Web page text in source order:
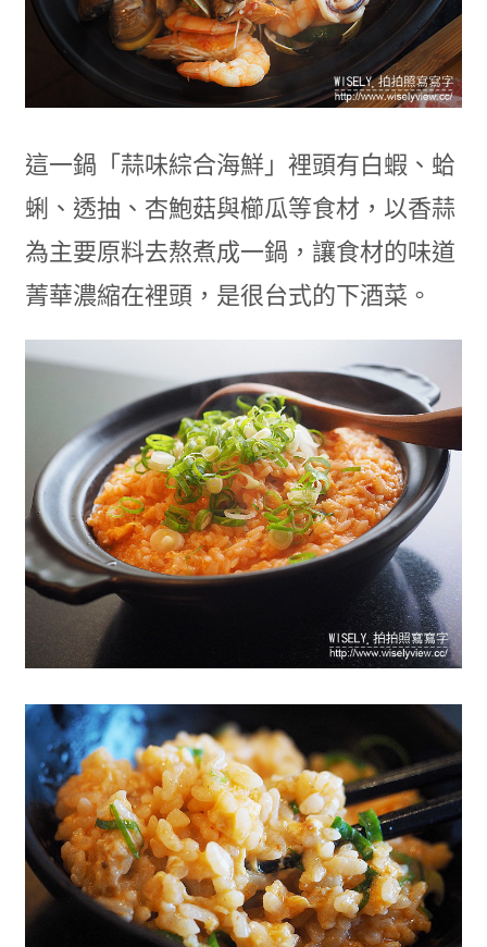
這一鍋「蒜味綜合海鮮」裡頭有白蝦、蛤
蜊、透抽、杏鮑菇與櫛瓜等食材，以香蒜
為主要原料去熬煮成一鍋，讓食材的味道
菁華濃縮在裡頭，是很台式的下酒菜。